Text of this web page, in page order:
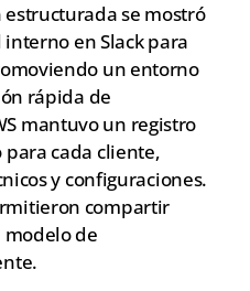
se mostró
interno en Slack para
un entorno
rápida de
mantuvo un registro
cada cliente,
y configuraciones.
compartir
de